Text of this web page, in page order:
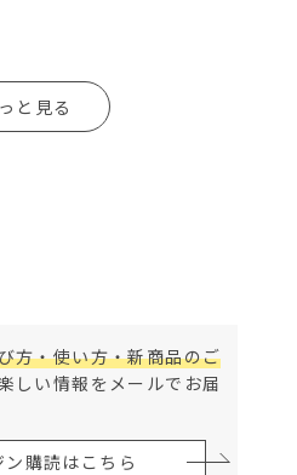
と見る
方・使い方・新商品のご
しい情報をメールでお届
ン購読はこちら